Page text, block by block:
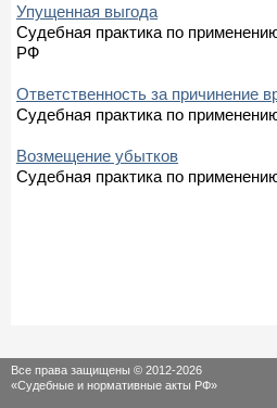
Упущенная выгода
Судебная практика по
РФ
Ответственность за причинение
Судебная практика по
Возмещение убытков
Судебная практика по
Все права защищены © 2012-2026
«Судебные и нормативные акты РФ»